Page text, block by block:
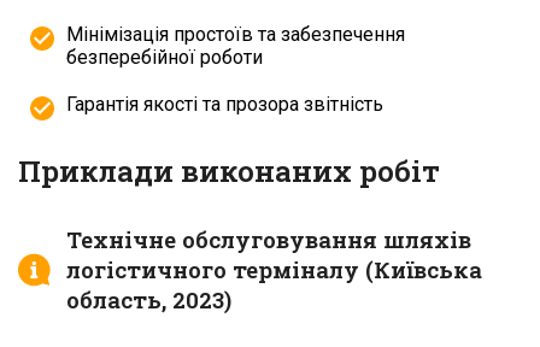
Мінімізація простоїв та забезпечення
безперебійної роботи
Гарантія якості та прозора звітність
Приклади виконаних робіт
Технічне обслуговування шляхів
логістичного терміналу (Київська
область, 2023)